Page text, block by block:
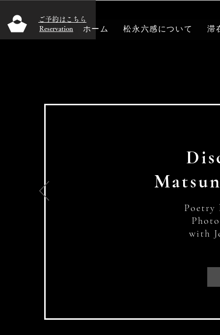
​ご予約はこちら
Reservation
ホーム 松永六感について 滞
Poetry
with